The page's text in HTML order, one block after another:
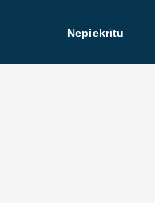
Nepiekrītu